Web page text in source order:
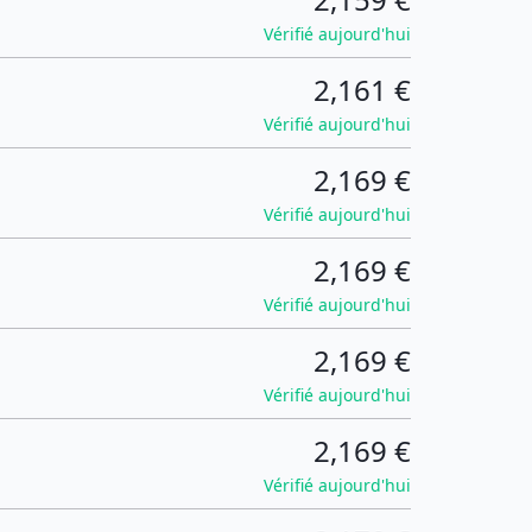
Vérifié aujourd'hui
2,161 €
Vérifié aujourd'hui
2,169 €
Vérifié aujourd'hui
2,169 €
Vérifié aujourd'hui
2,169 €
Vérifié aujourd'hui
2,169 €
Vérifié aujourd'hui